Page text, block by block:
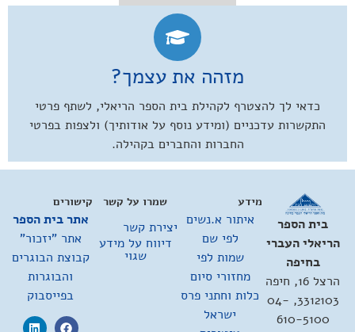
מזהה את עצמך?
כדאי לך להצטרף לקהילת בית הספר הריאלי, לשתף פרטי
התקשרות עדכניים (ומידע נוסף על אודותיך) ולצפות בפרטי
החברות והחברים בקהילה.
בית הספר
הריאלי העברי
בחיפה
הרצל 16, חיפה
3312103, 04-
610-5100
מידע
איתור א.נשים
לפי שם
שמות לפי
מחזורי סיום
כלות וחתני פרס
ישראל
קישורים
אתר בית הספר
אתר "יזכור"
קבוצת הבוגרים
והבוגרות
בפייסבוק
שמרו על קשר
יצירת קשר
דיווח על מידע
שגוי